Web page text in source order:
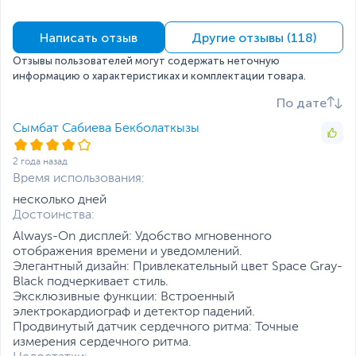
не видели.
Тип аккумулятора
Литий-ионный (Li-Ion),
Несъемный
Время автономной
До 18 часов
Датчики
Акселерометр,
Корпус
задняя панель из
керамики и сапфирового
стекла
Цвет, используемый в
оформлении
Золотистый
Защита и
безопасность
Влагозащита
Написать отзыв Другие отзывы (118)
Отзывы пользователей могут содержать неточную
информацию о характеристиках и комплектации товара.
По дате
Сымбат Сабиева Бекболаткызы
2 года назад
Время использования:
несколько дней
Достоинства:
Always-On дисплей: Удобство мгновенного
отображения времени и уведомлений.
Элегантный дизайн: Привлекательный цвет Space Gray-
Black подчеркивает стиль.
Эксклюзивные функции: Встроенный
электрокардиограф и детектор падений.
Продвинутый датчик сердечного ритма: Точные
измерения сердечного ритма.